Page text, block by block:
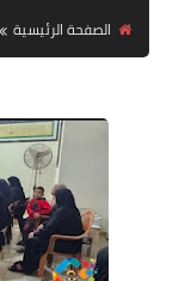
الصفحة الرئيسية